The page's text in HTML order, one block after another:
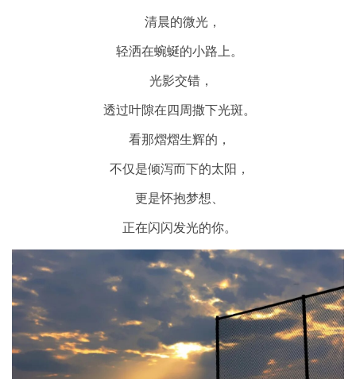
清晨的微光，
轻洒在蜿蜒的小路上。
光影交错，
透过叶隙在四周撒下光斑。
看那熠熠生辉的，
不仅是倾泻而下的太阳，
更是怀抱梦想、
正在闪闪发光的你。